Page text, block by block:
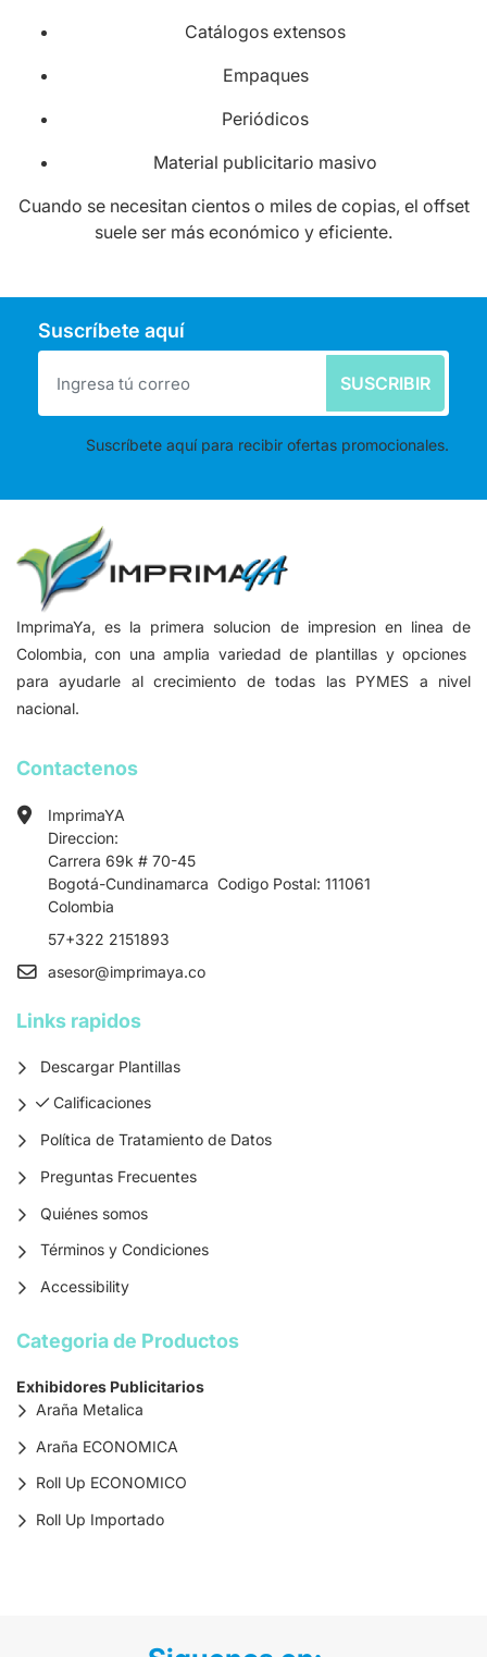
Catálogos extensos
Empaques
Periódicos
Material publicitario masivo
Cuando se necesitan cientos o miles de copias, el offset
suele ser más económico y eficiente.
Suscríbete aquí
SUSCRIBIR
Suscríbete aquí para recibir ofertas promocionales.
ImprimaYa, es la primera solucion de impresion en linea de
Colombia, con una amplia variedad de plantillas y opciones
para ayudarle al crecimiento de todas las PYMES a nivel
nacional.
Contactenos
ImprimaYA
Direccion:
Carrera 69k # 70-45
Bogotá-Cundinamarca Codigo Postal: 111061
Colombia
57+322 2151893
asesor@imprimaya.co
Links rapidos
Descargar Plantillas
Calificaciones
Calificaciones
Política de Tratamiento de Datos
Preguntas Frecuentes
Quiénes somos
Términos y Condiciones
Accessibility
Categoria de Productos
Exhibidores Publicitarios
Araña Metalica
Araña ECONOMICA
Roll Up ECONOMICO
Roll Up Importado